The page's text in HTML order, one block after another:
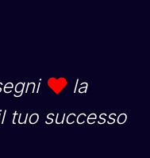
la
tuo successo